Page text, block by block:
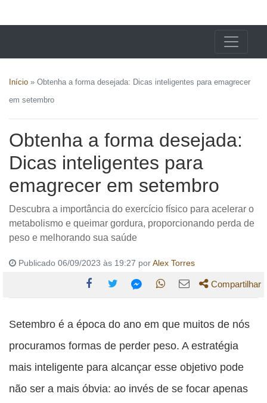
Início » Obtenha a forma desejada: Dicas inteligentes para emagrecer
em setembro
Obtenha a forma desejada:
Dicas inteligentes para
emagrecer em setembro
Descubra a importância do exercício físico para acelerar o
metabolismo e queimar gordura, proporcionando perda de
peso e melhorando sua saúde
Publicado 06/09/2023 às 19:27 porAlex Torres
esta
publicação
esta
publicação
Twitter
esta
publicação
esta
publicação
WhatsApp
esta
publicação
Email
Compartilhar
Setembro é a época do ano em que muitos de nós
procuramos formas de perder peso. A estratégia
mais inteligente para alcançar esse objetivo pode
não ser a mais óbvia: ao invés de se focar apenas